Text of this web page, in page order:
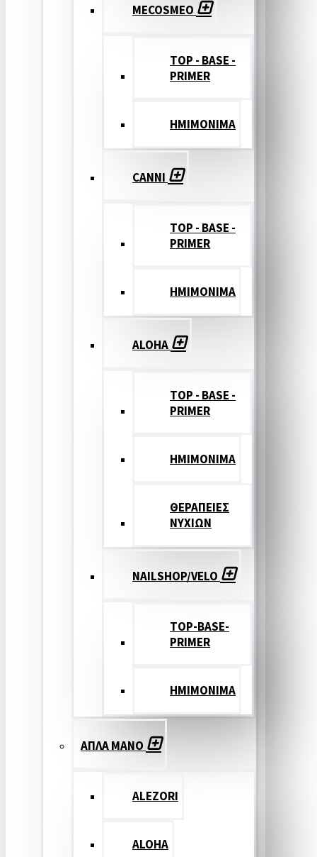
MECOSMEO
TOP - BASE -
PRIMER
ΗΜΙΜΟΝΙΜΑ
CANNI
TOP - BASE -
PRIMER
ΗΜΙΜΟΝΙΜΑ
ALOHA
TOP - BASE -
PRIMER
ΗΜΙΜΟΝΙΜΑ
ΘΕΡΑΠΕΙΕΣ
ΝΥΧΙΩΝ
NAILSHOP/VELO
TOP-BASE-
PRIMER
ΗΜΙΜΟΝΙΜΑ
ΑΠΛΑ ΜΑΝΟ
ALEZORI
ALOHA